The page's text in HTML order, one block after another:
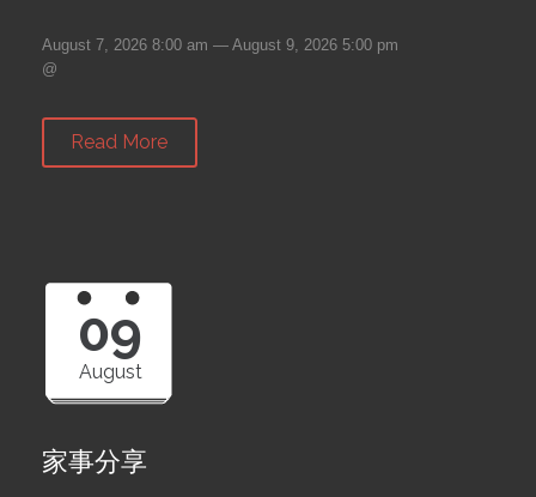
August 7, 2026 8:00 am — August 9, 2026 5:00 pm
@
Read More
09
August
家事分享